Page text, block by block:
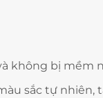
không bị
sắc tự